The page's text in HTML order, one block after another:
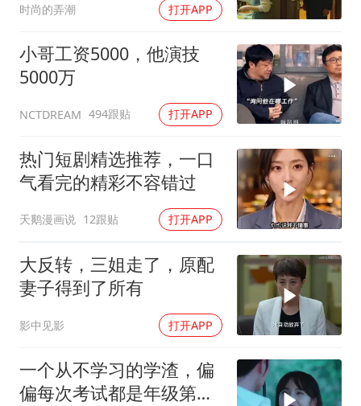
新疆优化调整景区内自驾服务费
全民健身事业高质量发展
乐享全民健身 共筑健康中国
时尚的弄潮 打开APP
小哥工资5000，他演技
5000万
NCTDREAM 494跟贴 打开APP
热门短剧精选推荐，一口
气看完的精彩不容错过
天鹅漫画说 12跟贴 打开APP
大反转，三姐走了，原配
妻子得到了所有
影中见影 打开APP
一个从不学习的学渣，偏
偏每次考试都是年级第